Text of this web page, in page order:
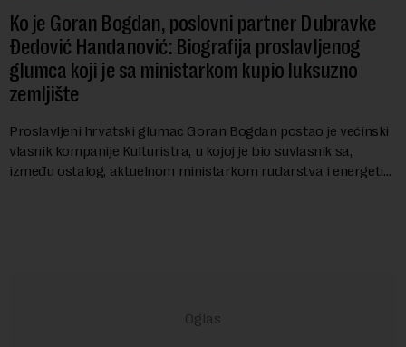
Ko je Goran Bogdan, poslovni partner Dubravke
Đedović Handanović: Biografija proslavljenog
glumca koji je sa ministarkom kupio luksuzno
zemljište
Proslavljeni hrvatski glumac Goran Bogdan postao je većinski
vlasnik kompanije Kulturistra, u kojoj je bio suvlasnik sa,
između ostalog, aktuelnom ministarkom rudarstva i energetike